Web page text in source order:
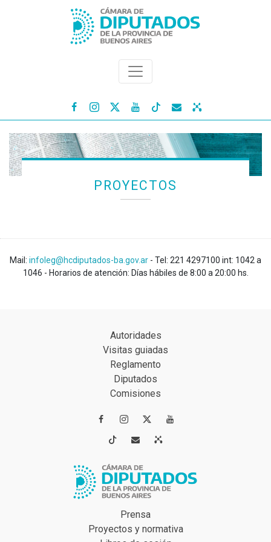
   
PROYECTOS
Mail: infoleg@hcdiputados-ba.gov.ar - Tel: 221 4297100 int: 1042 a
1046 - Horarios de atención: Días hábiles de 8:00 a 20:00 hs.
Autoridades
Visitas guiadas
Reglamento
Diputados
Comisiones
 
 
Prensa
Proyectos y normativa